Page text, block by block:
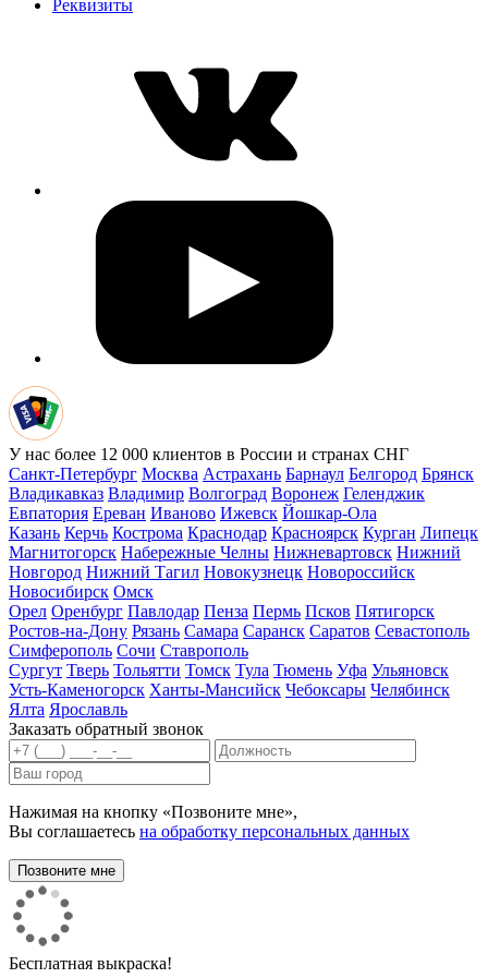
Реквизиты
У нас более 12 000 клиентов в России и странах СНГ
Санкт-Петербург Москва Астрахань Барнаул Белгород Брянск
Владикавказ Владимир Волгоград Воронеж Геленджик
Евпатория Ереван Иваново Ижевск Йошкар-Ола
Казань Керчь Кострома Краснодар Красноярск Курган Липецк
Магнитогорск Набережные Челны Нижневартовск Нижний
Новгород Нижний Тагил Новокузнецк Новороссийск
Новосибирск Омск
Орел Оренбург Павлодар Пенза Пермь Псков Пятигорск
Ростов-на-Дону Рязань Самара Саранск Саратов Севастополь
Симферополь Сочи Ставрополь
Сургут Тверь Тольятти Томск Тула Тюмень Уфа Ульяновск
Усть-Каменогорск Ханты-Мансийск Чебоксары Челябинск
Ялта Ярославль
Заказать обратный звонок
Нажимая на кнопку «Позвоните мне»,
Вы соглашаетесь на обработку персональных данных
Бесплатная выкраска!